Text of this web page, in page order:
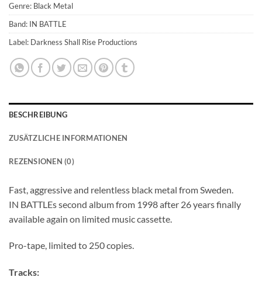
Genre: Black Metal
Band: IN BATTLE
Label: Darkness Shall Rise Productions
BESCHREIBUNG
ZUSÄTZLICHE INFORMATIONEN
REZENSIONEN (0)
Fast, aggressive and relentless black metal from Sweden.
IN BATTLEs second album from 1998 after 26 years finally
available again on limited music cassette.
Pro-tape, limited to 250 copies.
Tracks: